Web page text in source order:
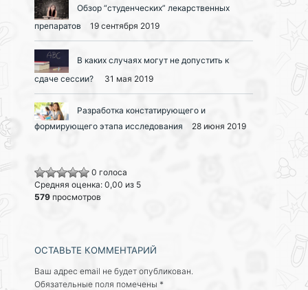
Обзор “студенческих” лекарственных
препаратов
19 сентября 2019
В каких случаях могут не допустить к
сдаче сессии?
31 мая 2019
Разработка констатирующего и
формирующего этапа исследования
28 июня 2019
0 голоса
Средняя оценка: 0,00 из 5
579 просмотров
ОСТАВЬТЕ КОММЕНТАРИЙ
Ваш адрес email не будет опубликован.
Обязательные поля помечены *